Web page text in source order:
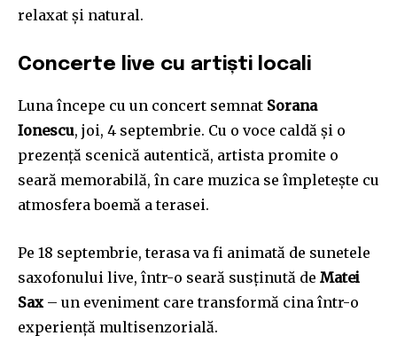
relaxat și natural.
Concerte live cu artiști locali
Luna începe cu un concert semnat Sorana
Ionescu, joi, 4 septembrie. Cu o voce caldă și o
prezență scenică autentică, artista promite o
seară memorabilă, în care muzica se împletește cu
atmosfera boemă a terasei.
Pe 18 septembrie, terasa va fi animată de sunetele
saxofonului live, într-o seară susținută de Matei
Sax – un eveniment care transformă cina într-o
experiență multisenzorială.